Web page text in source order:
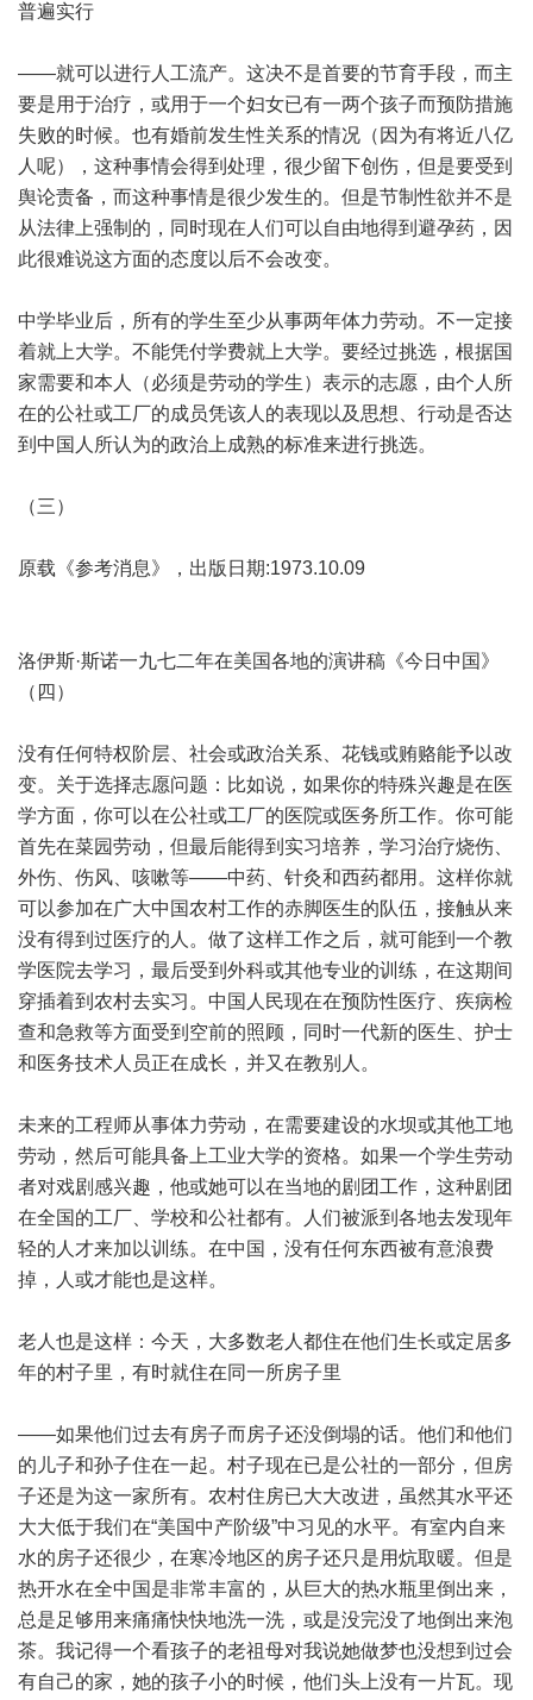
普遍实行
——就可以进行人工流产。这决不是首要的节育手段，而主
要是用于治疗，或用于一个妇女已有一两个孩子而预防措施
失败的时候。也有婚前发生性关系的情况（因为有将近八亿
人呢），这种事情会得到处理，很少留下创伤，但是要受到
舆论责备，而这种事情是很少发生的。但是节制性欲并不是
从法律上强制的，同时现在人们可以自由地得到避孕药，因
此很难说这方面的态度以后不会改变。
中学毕业后，所有的学生至少从事两年体力劳动。不一定接
着就上大学。不能凭付学费就上大学。要经过挑选，根据国
家需要和本人（必须是劳动的学生）表示的志愿，由个人所
在的公社或工厂的成员凭该人的表现以及思想、行动是否达
到中国人所认为的政治上成熟的标准来进行挑选。
（三）
原载《参考消息》，出版日期:1973.10.09
洛伊斯·斯诺一九七二年在美国各地的演讲稿《今日中国》
（四）
没有任何特权阶层、社会或政治关系、花钱或贿赂能予以改
变。关于选择志愿问题：比如说，如果你的特殊兴趣是在医
学方面，你可以在公社或工厂的医院或医务所工作。你可能
首先在菜园劳动，但最后能得到实习培养，学习治疗烧伤、
外伤、伤风、咳嗽等——中药、针灸和西药都用。这样你就
可以参加在广大中国农村工作的赤脚医生的队伍，接触从来
没有得到过医疗的人。做了这样工作之后，就可能到一个教
学医院去学习，最后受到外科或其他专业的训练，在这期间
穿插着到农村去实习。中国人民现在在预防性医疗、疾病检
查和急救等方面受到空前的照顾，同时一代新的医生、护士
和医务技术人员正在成长，并又在教别人。
未来的工程师从事体力劳动，在需要建设的水坝或其他工地
劳动，然后可能具备上工业大学的资格。如果一个学生劳动
者对戏剧感兴趣，他或她可以在当地的剧团工作，这种剧团
在全国的工厂、学校和公社都有。人们被派到各地去发现年
轻的人才来加以训练。在中国，没有任何东西被有意浪费
掉，人或才能也是这样。
老人也是这样：今天，大多数老人都住在他们生长或定居多
年的村子里，有时就住在同一所房子里
——如果他们过去有房子而房子还没倒塌的话。他们和他们
的儿子和孙子住在一起。村子现在已是公社的一部分，但房
子还是为这一家所有。农村住房已大大改进，虽然其水平还
大大低于我们在“美国中产阶级”中习见的水平。有室内自来
水的房子还很少，在寒冷地区的房子还只是用炕取暖。但是
热开水在全中国是非常丰富的，从巨大的热水瓶里倒出来，
总是足够用来痛痛快快地洗一洗，或是没完没了地倒出来泡
茶。我记得一个看孩子的老祖母对我说她做梦也没想到过会
有自己的家，她的孩子小的时候，他们头上没有一片瓦。现